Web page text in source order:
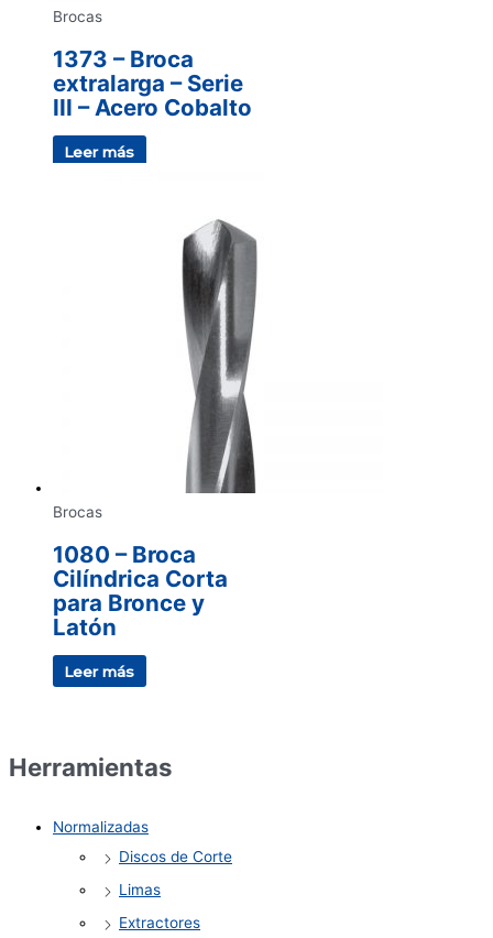
Brocas
1373 – Broca
extralarga – Serie
III – Acero Cobalto
Leer más
Brocas
1080 – Broca
Cilíndrica Corta
para Bronce y
Latón
Leer más
Herramientas
Normalizadas
Discos de Corte
Limas
Extractores